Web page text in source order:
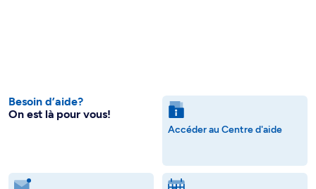
Besoin d’aide?
On est là pour vous!
Accéder au Centre d'aide